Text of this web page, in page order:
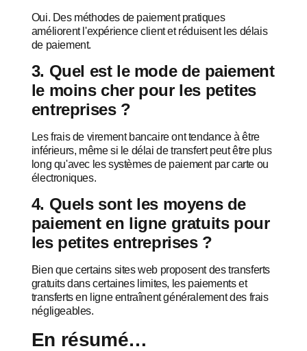
Oui. Des méthodes de paiement pratiques
améliorent l'expérience client et réduisent les délais
de paiement.
3. Quel est le mode de paiement
le moins cher pour les petites
entreprises ?
Les frais de virement bancaire ont tendance à être
inférieurs, même si le délai de transfert peut être plus
long qu'avec les systèmes de paiement par carte ou
électroniques.
4. Quels sont les moyens de
paiement en ligne gratuits pour
les petites entreprises ?
Bien que certains sites web proposent des transferts
gratuits dans certaines limites, les paiements et
transferts en ligne entraînent généralement des frais
négligeables.
En résumé…